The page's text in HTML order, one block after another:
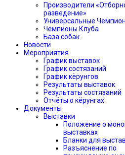
Производители
разведение»
Универсальные
Чемпионы Клуба
База собак
Новости
Мероприятия
График выставок
График состязаний
График кёрунгов
Результаты выставок
Результаты состязаний
Отчёты о кёрунгах
Документы
Выставки
Положение о
выставках
Бланки для
Разъяснение по